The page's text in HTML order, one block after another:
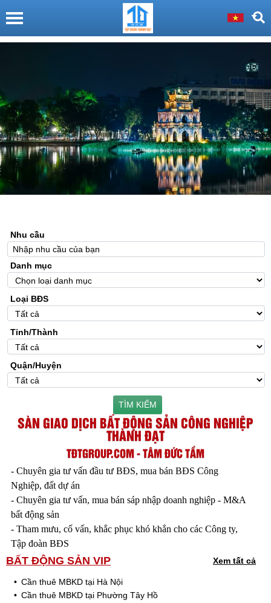
Nhu cầu
Danh mục
Loại BĐS
Tỉnh/Thành
Quận/Huyện
TÌM KIẾM
SÀN GIAO DỊCH BẤT ĐỘNG SẢN CÔNG NGHIỆP
THÀNH ĐẠT
TĐTGROUP.COM - TÂM ĐỨC TẦM
- Chuyên gia tư vấn đầu tư BĐS, mua bán BĐS Công
Nghiệp, đất dự án
- Chuyên gia tư vấn, mua bán sáp nhập doanh nghiệp - M&A
bất động sản
- Tham mưu, cố vấn, khắc phục khó khắn cho các Công ty,
Tập đoàn BĐS
BẤT ĐỘNG SẢN VIP Xem tất cả
Cần thuê MBKD tại Hà Nội
Cần thuê MBKD tại Phường Tây Hồ